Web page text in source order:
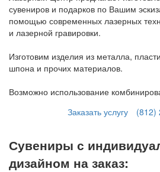
сувениров и подарков по Вашим
помощью современных лазерных
и лазерной гравировки.
Изготовим изделия из металла,
шпона и прочих материалов.
Возможно использование
Заказать услугу
(812)
Сувениры с
дизайном на заказ: